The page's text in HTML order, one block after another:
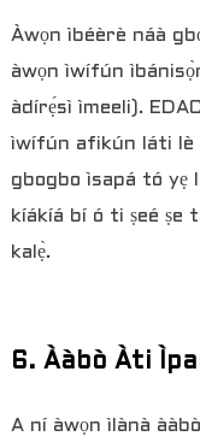
Àwọn ìbéèrè náà
àwọn ìwífún
àdírẹ́sì ìmeeli).
ìwífún afikún láti lè
gbogbo ìsapá tó yẹ
kíákíá bí ó ti ṣeé ṣe
kalẹ̀.
6. Ààbò Àti
A ní àwọn ìlànà